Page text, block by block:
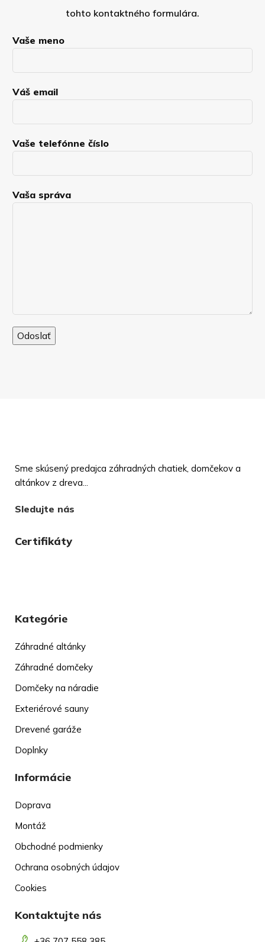
tohto kontaktného formulára.
Vaše meno
Váš email
Vaše telefónne číslo
Vaša správa
Sme skúsený predajca záhradných chatiek, domčekov a
altánkov z dreva...
Sledujte nás
Certifikáty
Kategórie
Záhradné altánky
Záhradné domčeky
Domčeky na náradie
Exteriérové sauny
Drevené garáže
Doplnky
Informácie
Doprava
Montáž
Obchodné podmienky
Ochrana osobných údajov
Cookies
Kontaktujte nás